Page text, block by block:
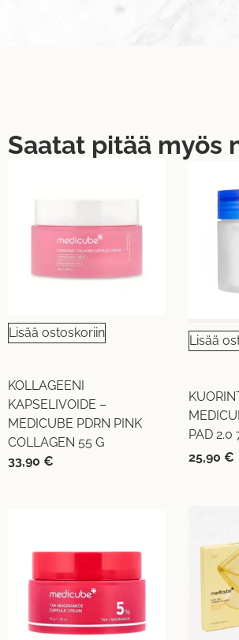
Saatat pitää myös
Lisää ostoskoriin
KOLLAGEENI
KAPSELIVOIDE –
MEDICUBE PDRN PINK
COLLAGEN 55 G
33,90 €
Lisää
PAD 2.0
25,90 €